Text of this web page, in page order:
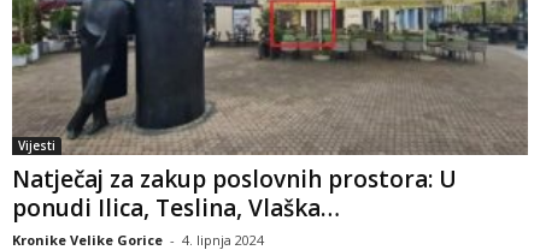
Vijesti
Natječaj za zakup poslovnih prostora: U
ponudi Ilica, Teslina, Vlaška…
Kronike Velike Gorice - 4. lipnja 2024